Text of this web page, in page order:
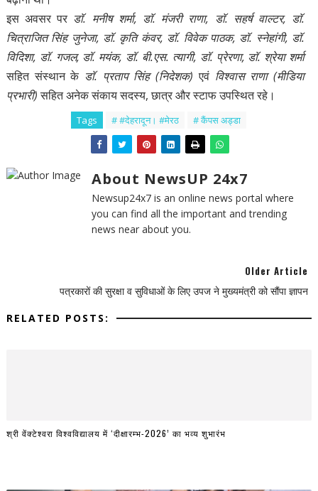
इस अवसर पर डाॅ. मनीष शर्मा, डाॅ. मंजरी राणा, डाॅ. सहर्ष वाल्टर, डाॅ.
चित्राजित सिंह जुनेजा, डाॅ. कृति कंवर, डाॅ. विवेक पाठक, डाॅ. स्नेहांगी, डाॅ.
विदिशा, डाॅ. गजल, डाॅ. मयंक, डाॅ. बी.एस. त्यागी, डाॅ. प्रेरणा, डाॅ. श्रेया शर्मा
सहित संस्थान के डाॅ. प्रताप सिंह (निदेशक) एवं विश्वास राणा (मीडिया
प्रभारी)सहित अनेक संकाय सदस्य, छात्र और स्टाफ उपस्थित रहे।
Tags # #देहरादून। #मेरठ # कैंपस अड्डा
About NewsUP 24x7
Newsup24x7 is an online news portal where
you can find all the important and trending
news near about you.
Older Article
पत्रकारों की सुरक्षा व सुविधाओं के लिए उपज ने मुख्यमंत्री को सौंपा ज्ञापन
RELATED POSTS:
श्री वेंक्टेश्वरा विश्वविद्यालय में ‘दीक्षारम्भ-2026’ का भव्य शुभारंभ